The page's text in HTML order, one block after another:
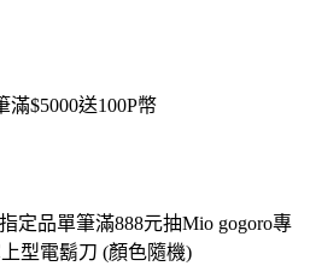
滿$5000送100P幣
定品單筆滿888元抽Mio gogoro專
型電鬍刀 (顏色隨機)